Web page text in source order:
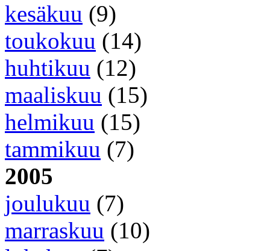
kesäkuu (9)
toukokuu (14)
huhtikuu (12)
maaliskuu (15)
helmikuu (15)
tammikuu (7)
2005
joulukuu (7)
marraskuu (10)